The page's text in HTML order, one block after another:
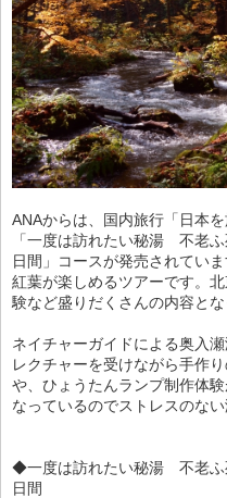
ANAからは、国内旅行「日本
「一度は訪れたい秘湯 不老
日間」コースが発売されてい
紅葉が楽しめるツアーです。
験など盛りだくさんの内容とな
ネイチャーガイドによる奥入
レクチャーを受けながら手作
や、ひょうたんランプ制作体
なっているのでストレスのない
◆一度は訪れたい秘湯 不老ふ
日間